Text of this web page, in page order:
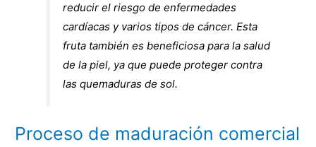
reducir el riesgo de enfermedades
cardíacas y varios tipos de cáncer. Esta
fruta también es beneficiosa para la salud
de la piel, ya que puede proteger contra
las quemaduras de sol.
Proceso de maduración comercial